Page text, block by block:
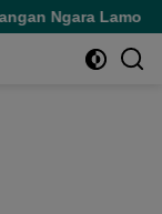
Lamo